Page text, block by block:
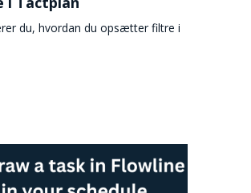
du, hvordan du opsætter filtre i